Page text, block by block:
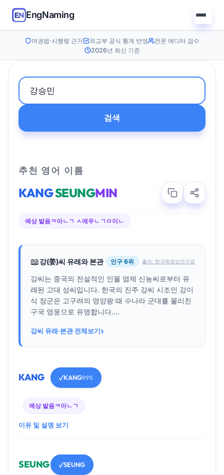
EngNaming
여권법·시행령 근거 외교부 공식 통계 반영
전문 에디터 검수
2026년 최신 기준
검색
추천 영어 이름
KANGSEUNGMIN
예상 발음ㅋ아ㄴㄱ ㅅ에우ㄴㄱㅁ이ㄴ
📖강(姜)씨 유래와 본관 인구 6위 출처: 한국학중앙연구원
강씨는 중국의 전설적인 인물 염제 신농씨로부터 유
래된 고대 성씨입니다. 한국의 진주 강씨 시조인 강이
식 장군은 고구려의 영양왕 때 수나라 군대를 물리친
구국 영웅으로 유명합니다....
강씨 유래·본관 전체보기›
KANG ✓KANG99%
예상 발음ㅋ아ㄴㄱ
이유 및 설명 보기
SEUNG ✓SEUNG